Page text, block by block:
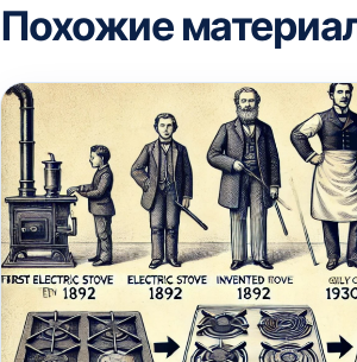
Похожие